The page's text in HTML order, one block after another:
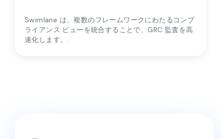
Swimlane は、複数のフレームワークにわたるコンプ
ライアンス ビューを統合することで、GRC 監査を高
速化します。.